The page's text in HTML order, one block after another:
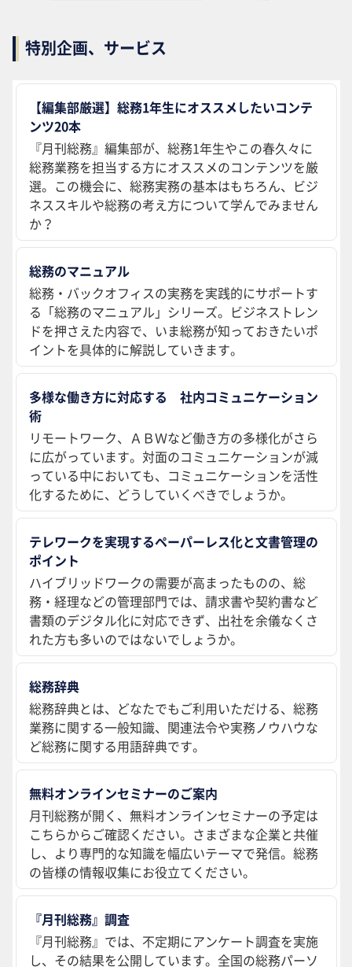
特別企画、サービス
【編集部厳選】総務1年生にオススメしたいコンテ
ンツ20本
『月刊総務』編集部が、総務1年生やこの春久々に
総務業務を担当する方にオススメのコンテンツを厳
選。この機会に、総務実務の基本はもちろん、ビジ
ネススキルや総務の考え方について学んでみません
か？
総務のマニュアル
総務・バックオフィスの実務を実践的にサポートす
る「総務のマニュアル」シリーズ。ビジネストレン
ドを押さえた内容で、いま総務が知っておきたいポ
イントを具体的に解説していきます。
多様な働き方に対応する 社内コミュニケーション
術
リモートワーク、ＡＢＷなど働き方の多様化がさら
に広がっています。対面のコミュニケーションが減
っている中においても、コミュニケーションを活性
化するために、どうしていくべきでしょうか。
テレワークを実現するペーパーレス化と文書管理の
ポイント
ハイブリッドワークの需要が高まったものの、総
務・経理などの管理部門では、請求書や契約書など
書類のデジタル化に対応できず、出社を余儀なくさ
れた方も多いのではないでしょうか。
総務辞典
総務辞典とは、どなたでもご利用いただける、総務
業務に関する一般知識、関連法令や実務ノウハウな
ど総務に関する用語辞典です。
無料オンラインセミナーのご案内
月刊総務が開く、無料オンラインセミナーの予定は
こちらからご確認ください。さまざまな企業と共催
し、より専門的な知識を幅広いテーマで発信。総務
の皆様の情報収集にお役立てください。
『月刊総務』調査
『月刊総務』では、不定期にアンケート調査を実施
し、その結果を公開しています。全国の総務パーソ